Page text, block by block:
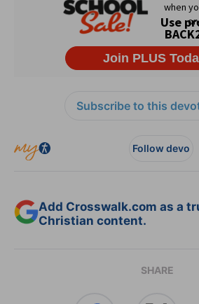
Subscribe to this
Follow devo
Add Crosswalk.com as a
Christian content.
SHARE